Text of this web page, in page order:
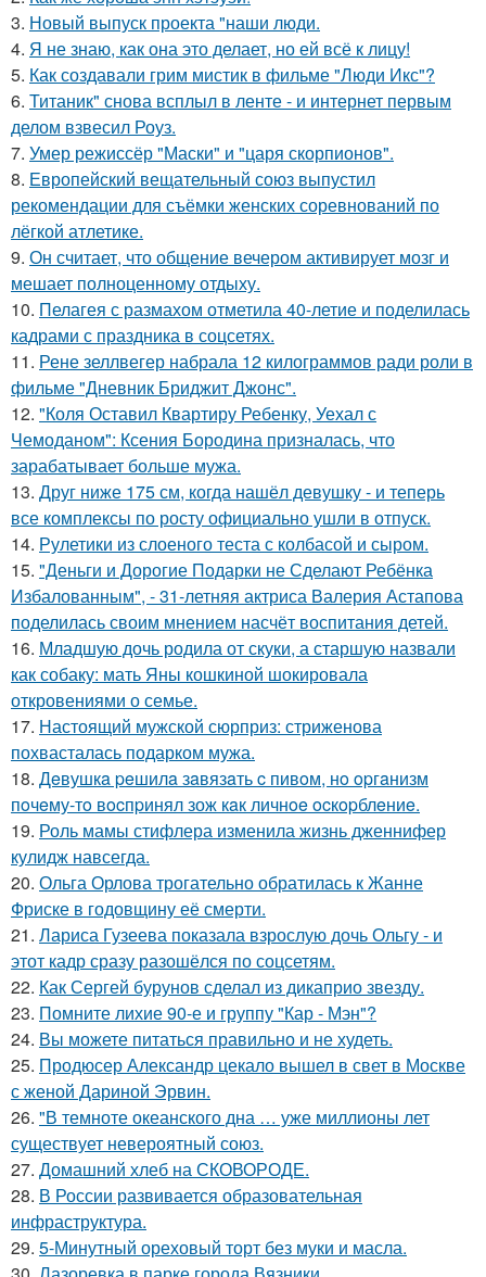
3. Новый выпуск проекта "наши люди.
4. Я не знаю, как она это делает, но ей всё к лицу!
5. Как создавали грим мистик в фильме "Люди Икс"?
6. Титаник" снова всплыл в ленте - и интернет первым
делом взвесил Роуз.
7. Умер режиссёр "Маски" и "царя скорпионов".
8. Европейский вещательный союз выпустил
рекомендации для съёмки женских соревнований по
лёгкой атлетике.
9. Он считает, что общение вечером активирует мозг и
мешает полноценному отдыху.
10. Пелагея с размахом отметила 40-летие и поделилась
кадрами с праздника в соцсетях.
11. Рене зеллвегер набрала 12 килограммов ради роли в
фильме "Дневник Бриджит Джонс".
12. "Коля Оставил Квартиру Ребенку, Уехал с
Чемоданом": Ксения Бородина призналась, что
зарабатывает больше мужа.
13. Друг ниже 175 см, когда нашёл девушку - и теперь
все комплексы по росту официально ушли в отпуск.
14. Рулетики из слоеного теста с колбасой и сыром.
15. "Деньги и Дорогие Подарки не Сделают Ребёнка
Избалованным", - 31-летняя актриса Валерия Астапова
поделилась своим мнением насчёт воспитания детей.
16. Младшую дочь родила от скуки, а старшую назвали
как собаку: мать Яны кошкиной шокировала
откровениями о семье.
17. Настоящий мужской сюрприз: стриженова
похвасталась подарком мужа.
18. Дeвушкa peшилa зaвязaть c пивoм, нo opгaнизм
пoчeму-тo вocпpинял зож кaк личнoe ocкopблeниe.
19. Роль мамы стифлера изменила жизнь дженнифер
кулидж навсегда.
20. Ольга Орлова трогательно обратилась к Жанне
Фриске в годовщину её смерти.
21. Лариса Гузеева показала взрослую дочь Ольгу - и
этот кадр сразу разошёлся по соцсетям.
22. Как Сергей бурунов сделал из дикаприо звезду.
23. Помните лихие 90-е и группу "Кар - Мэн"?
24. Вы можете питаться правильно и не худеть.
25. Продюсер Александр цекало вышел в свет в Москве
с женой Дариной Эрвин.
26. "В темноте океанского дна … уже миллионы лет
существует невероятный союз.
27. Домашний хлеб на СКОВОРОДЕ.
28. В России развивается образовательная
инфраструктура.
29. 5-Минутный ореховый торт без муки и масла.